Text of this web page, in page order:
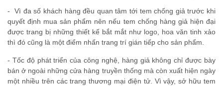
- Vì đa số khách hàng đều quan tâm tới tem chống giả trước khi
quyết định mua sản phẩm nên nếu tem chống hàng giả hiện đại
được trang bị những thiết kế bắt mắt như logo, hoa văn tinh xảo
thì đó cũng là một điểm nhấn trang trí gián tiếp cho sản phẩm.
- Tốc độ phát triển của công nghệ, hàng giả không chỉ được bày
bán ở ngoài những cửa hàng truyền thống mà còn xuất hiện ngày
một nhiều trên các trang thương mại điện tử. Vì vậy, sở hữu tem